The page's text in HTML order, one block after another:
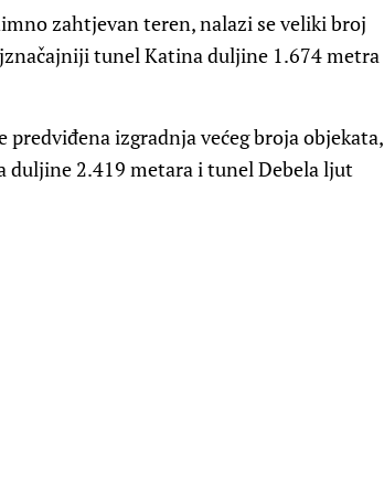
zahtjevan teren, nalazi se veliki broj
tunel Katina duljine 1.674 metra
izgradnja većeg broja objekata,
duljine 2.419 metara i tunel Debela ljut